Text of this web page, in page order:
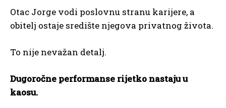
Otac Jorge vodi poslovnu stranu karijere, a
obitelj ostaje središte njegova privatnog života.
To nije nevažan detalj.
Dugoročne performanse rijetko nastaju u
kaosu.